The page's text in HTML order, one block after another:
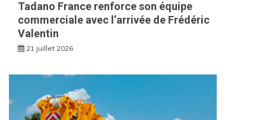
Tadano France renforce son équipe
commerciale avec l’arrivée de Frédéric
Valentin
21 juillet 2026